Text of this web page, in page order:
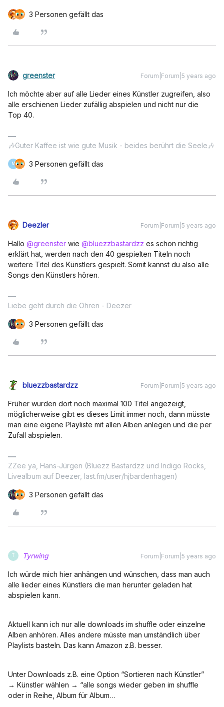
3 Personen gefällt das
greenster Forum|Forum|5 years ago
Ich möchte aber auf alle Lieder eines Künstler zugreifen, also
alle erschienen Lieder zufällig abspielen und nicht nur die
Top 40.
🎶Guter Kaffee ist wie gute Musik - beides berührt die Seele🎶
M 3 Personen gefällt das
Deezler Forum|Forum|5 years ago
Hallo @greenster wie @bluezzbastardzz es schon richtig
erklärt hat, werden nach den 40 gespielten Titeln noch
weitere Titel des Künstlers gespielt. Somit kannst du also alle
Songs den Künstlers hören.
Liebe geht durch die Ohren - Deezer
3 Personen gefällt das
bluezzbastardzz Forum|Forum|5 years ago
Früher wurden dort noch maximal 100 Titel angezeigt,
möglicherweise gibt es dieses Limit immer noch, dann müsste
man eine eigene Playliste mit allen Alben anlegen und die per
Zufall abspielen.
ZZee ya, Hans-Jürgen (Bluezz Bastardzz und Indigo Rocks,
Livealbum auf Deezer, last.fm/user/hjbardenhagen)
3 Personen gefällt das
T Tyrwing Forum|Forum|5 years ago
Ich würde mich hier anhängen und wünschen, dass man auch
alle lieder eines Künstlers die man herunter geladen hat
abspielen kann.
Aktuell kann ich nur alle downloads im shuffle oder einzelne
Alben anhören. Alles andere müsste man umständlich über
Playlists basteln. Das kann Amazon z.B. besser.
Unter Downloads z.B. eine Option “Sortieren nach Künstler”
→ Künstler wählen → “alle songs wieder geben im shuffle
oder in Reihe, Album für Album…